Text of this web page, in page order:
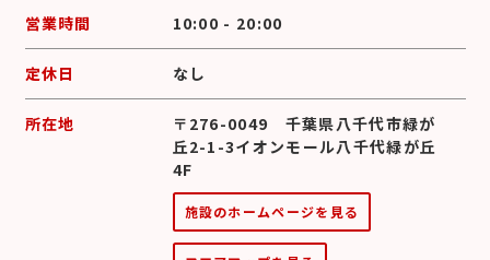
営業時間 10:00 - 20:00
定休日 なし
所在地
〒276-0049 千葉県八千代市緑が
丘2-1-3イオンモール八千代緑が丘
4F
施設のホームページを見る